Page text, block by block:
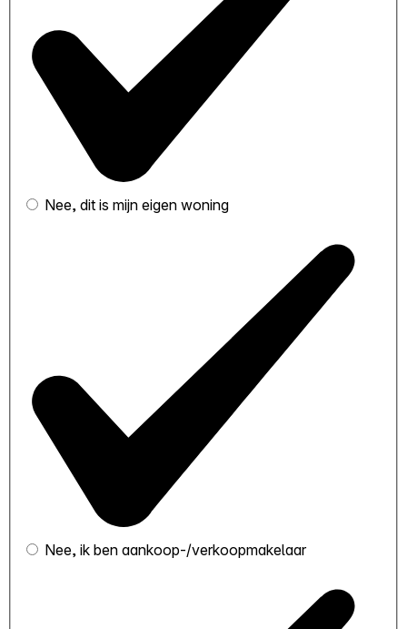
Nee, dit is mijn eigen woning
Nee, ik ben aankoop-/verkoopmakelaar